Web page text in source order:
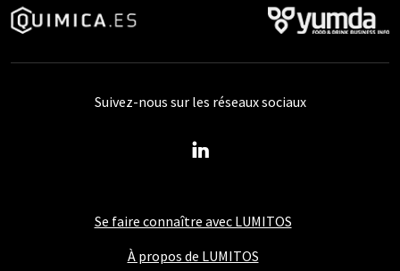
Se faire connaître avec LUMITOS
À propos de LUMITOS
Suivez-nous sur les réseaux sociaux